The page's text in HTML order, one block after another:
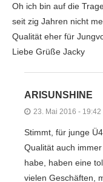
Oh ich bin auf die
seit zig Jahren nicht
Qualität eher für
Liebe Grüße Jacky
ARISUNSHINE
23. Mai 2016 - 19:42
Stimmt, für junge
Qualität auch
habe, haben eine
vielen Geschäften,